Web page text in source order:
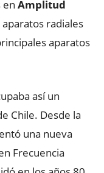
en Amplitud
radiales
aparatos
así un
Chile. Desde la
una nueva
Frecuencia